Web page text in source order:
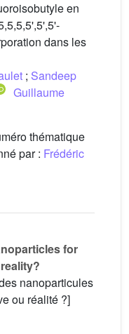
en
dans les
; Sandeep
Guillaume
thématique
par : Frédéric
for
nanoparticules
ou réalité ?]